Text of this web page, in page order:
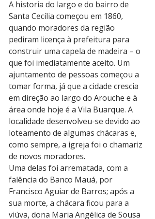
A historia do largo e do bairro de
Santa Cecília começou em 1860,
quando moradores da região
pediram licença à prefeitura para
construir uma capela de madeira – o
que foi imediatamente aceito. Um
ajuntamento de pessoas começou a
tomar forma, já que a cidade crescia
em direção ao largo do Arouche e à
área onde hoje é a Vila Buarque. A
localidade desenvolveu-se devido ao
loteamento de algumas chácaras e,
como sempre, a igreja foi o chamariz
de novos moradores.
Uma delas foi arrematada, com a
falência do Banco Mauá, por
Francisco Aguiar de Barros; após a
sua morte, a chácara ficou para a
viúva, dona Maria Angélica de Sousa